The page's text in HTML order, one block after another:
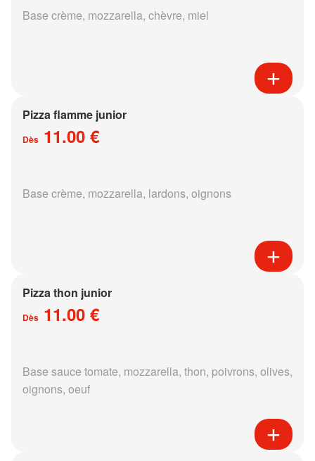
Base crème, mozzarella, chèvre, miel
Pizza flamme junior
Dès 11.00 €
Base crème, mozzarella, lardons, oignons
Pizza thon junior
Dès 11.00 €
Base sauce tomate, mozzarella, thon, poivrons, olives,
oignons, oeuf